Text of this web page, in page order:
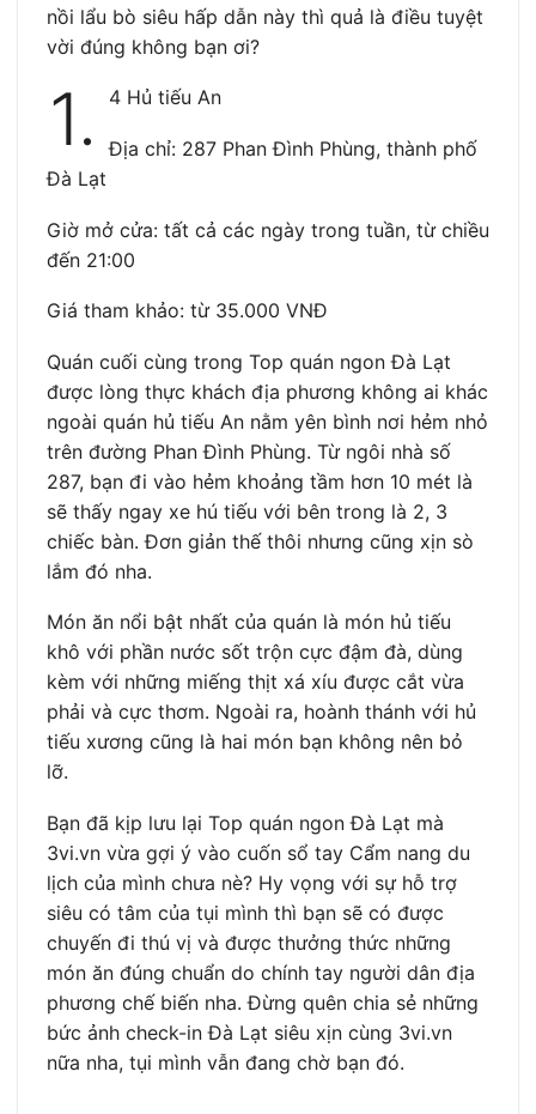
nồi lẩu bò siêu hấp dẫn này thì quả là điều tuyệt
vời đúng không bạn ơi?
1. 4 Hủ tiếu An
Địa chỉ: 287 Phan Đình Phùng, thành phố
Đà Lạt
Giờ mở cửa: tất cả các ngày trong tuần, từ chiều
đến 21:00
Giá tham khảo: từ 35.000 VNĐ
Quán cuối cùng trong Top quán ngon Đà Lạt
được lòng thực khách địa phương không ai khác
ngoài quán hủ tiếu An nằm yên bình nơi hẻm nhỏ
trên đường Phan Đình Phùng. Từ ngôi nhà số
287, bạn đi vào hẻm khoảng tầm hơn 10 mét là
sẽ thấy ngay xe hú tiếu với bên trong là 2, 3
chiếc bàn. Đơn giản thế thôi nhưng cũng xịn sò
lắm đó nha.
Món ăn nổi bật nhất của quán là món hủ tiếu
khô với phần nước sốt trộn cực đậm đà, dùng
kèm với những miếng thịt xá xíu được cắt vừa
phải và cực thơm. Ngoài ra, hoành thánh với hủ
tiếu xương cũng là hai món bạn không nên bỏ
lỡ.
Bạn đã kịp lưu lại Top quán ngon Đà Lạt mà
3vi.vn vừa gợi ý vào cuốn sổ tay Cẩm nang du
lịch của mình chưa nè? Hy vọng với sự hỗ trợ
siêu có tâm của tụi mình thì bạn sẽ có được
chuyến đi thú vị và được thưởng thức những
món ăn đúng chuẩn do chính tay người dân địa
phương chế biến nha. Đừng quên chia sẻ những
bức ảnh check-in Đà Lạt siêu xịn cùng 3vi.vn
nữa nha, tụi mình vẫn đang chờ bạn đó.